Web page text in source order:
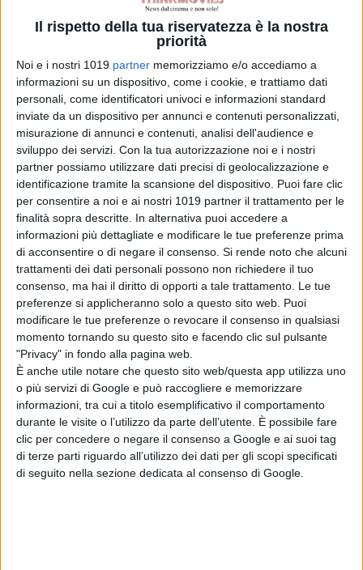
Il rispetto della tua riservatezza è la nostra
priorità
Noi e i nostri 1019 partner memorizziamo e/o accediamo a
informazioni su un dispositivo, come i cookie, e trattiamo dati
personali, come identificatori univoci e informazioni standard
inviate da un dispositivo per annunci e contenuti personalizzati,
misurazione di annunci e contenuti, analisi dell'audience e
sviluppo dei servizi. Con la tua autorizzazione noi e i nostri
partner possiamo utilizzare dati precisi di geolocalizzazione e
identificazione tramite la scansione del dispositivo. Puoi fare clic
per consentire a noi e ai nostri 1019 partner il trattamento per le
finalità sopra descritte. In alternativa puoi accedere a
informazioni più dettagliate e modificare le tue preferenze prima
di acconsentire o di negare il consenso. Si rende noto che alcuni
trattamenti dei dati personali possono non richiedere il tuo
consenso, ma hai il diritto di opporti a tale trattamento. Le tue
preferenze si applicheranno solo a questo sito web. Puoi
modificare le tue preferenze o revocare il consenso in qualsiasi
momento tornando su questo sito e facendo clic sul pulsante
"Privacy" in fondo alla pagina web.
È anche utile notare che questo sito web/questa app utilizza uno
o più servizi di Google e può raccogliere e memorizzare
informazioni, tra cui a titolo esemplificativo il comportamento
durante le visite o l’utilizzo da parte dell’utente. È possibile fare
clic per concedere o negare il consenso a Google e ai suoi tag
di terze parti riguardo all’utilizzo dei dati per gli scopi specificati
di seguito nella sezione dedicata al consenso di Google.
regolano il cinema internazionale.
Lavoreremo insieme a un nuovo
progetto di Festa del Cinema che
duri per tutto l’anno e che coinvolga,
in maniera diffusa, l’intera Capitale e
si espanda anche al territorio della
Regione. Daremo spazio alle migliori
espressioni della nostra
cinematografia, l’intero comparto
industriale sta vivendo in questo
momento una fase di importante
crescita; allo stesso tempo,
procederemo in sinergia con i
maggiori festival del mondo,
mantenendo comunque
un’espressione di originalità e una
linea che renda la Festa del Cinema
un appuntamento unico a livello
nazionale e internazionale. Sarà una
manifestazione in grado di mostrare
le numerose anime del cinema
contemporaneo, dai confini sempre
più globali e sfumati, e raccontare